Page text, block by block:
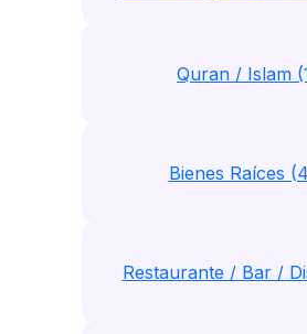
Quran / Islam
Bienes Raíces
Restaurante / Bar /